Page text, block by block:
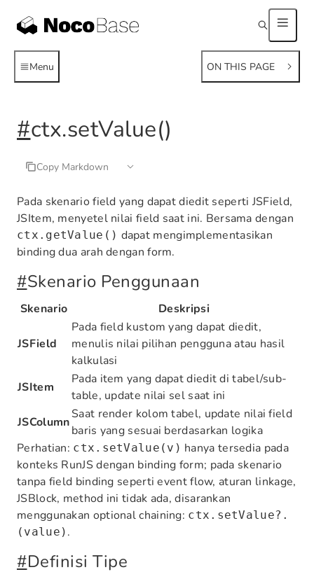
Menu ON THIS PAGE
#ctx.setValue()
Copy Markdown
Pada skenario field yang dapat diedit seperti JSField,
JSItem, menyetel nilai field saat ini. Bersama dengan
ctx.getValue() dapat mengimplementasikan
binding dua arah dengan form.
#Skenario Penggunaan
Skenario Deskripsi
JSField
Pada field kustom yang dapat diedit,
menulis nilai pilihan pengguna atau hasil
kalkulasi
JSItem
Pada item yang dapat diedit di tabel/sub-
table, update nilai sel saat ini
JSColumn
Saat render kolom tabel, update nilai field
baris yang sesuai berdasarkan logika
Perhatian: ctx.setValue(v) hanya tersedia pada
konteks RunJS dengan binding form; pada skenario
tanpa field binding seperti event flow, aturan linkage,
JSBlock, method ini tidak ada, disarankan
menggunakan optional chaining: ctx.setValue?.
(value) .
#Definisi Tipe